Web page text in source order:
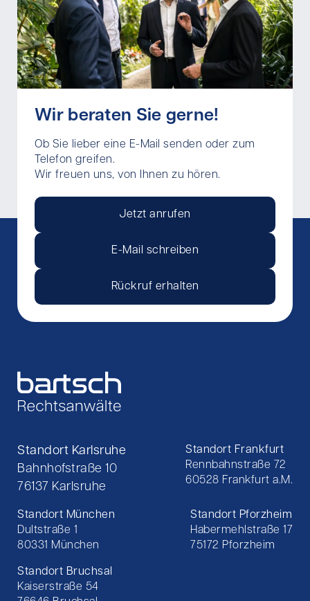
Wir beraten Sie gerne!
Ob Sie lieber eine E-Mail senden oder zum
Telefon greifen.
Wir freuen uns, von Ihnen zu hören.
Jetzt anrufen
E-Mail schreiben
Rückruf erhalten
Standort Karlsruhe
Bahnhofstraße 10
76137 Karlsruhe
Standort Frankfurt
Rennbahnstraße 72
60528 Frankfurt a.M.
Standort München
Dultstraße 1
80331 München
Standort Pforzheim
Habermehlstraße 17
75172 Pforzheim
Standort Bruchsal
Kaiserstraße 54